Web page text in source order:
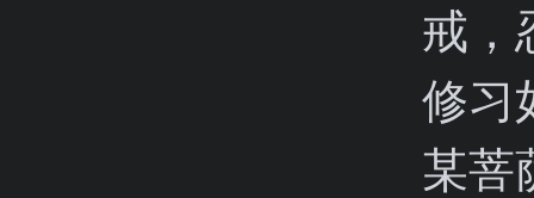
戒，
修习
某菩